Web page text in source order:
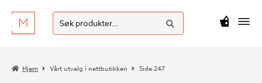
Hopp
til
Hopp
til
Søk
etter:
SØK
kr0
Hjem Vårt utvalg i nettbutikken Side 247